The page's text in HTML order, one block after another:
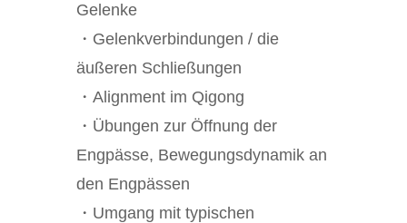
Gelenke
・Gelenkverbindungen / die
äußeren Schließungen
・Alignment im Qigong
・Übungen zur Öffnung der
Engpässe, Bewegungsdynamik an
den Engpässen
・Umgang mit typischen